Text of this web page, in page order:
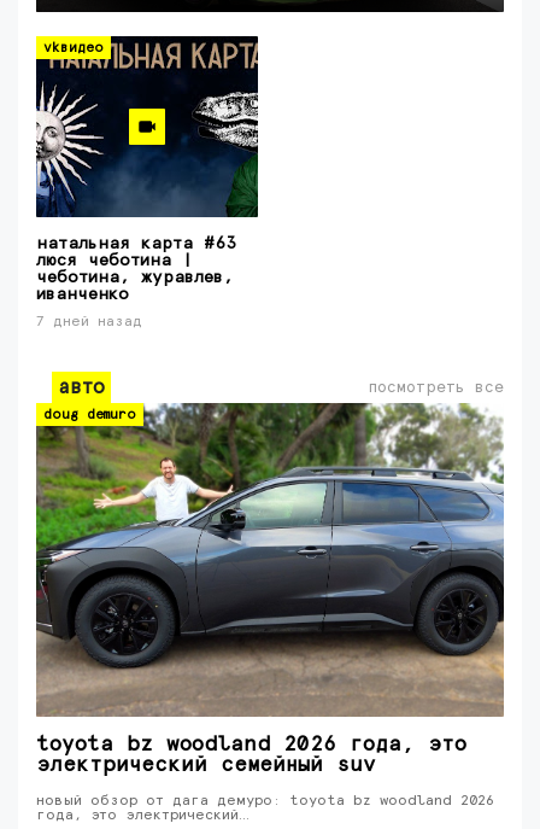
vkвидео
натальная карта #63
люся чеботина |
чеботина, журавлев,
иванченко
7 дней назад
авто посмотреть все
doug demuro
toyota bz woodland 2026 года, это
электрический семейный suv
новый обзор от дага демуро: toyota bz woodland 2026
года, это электрический…